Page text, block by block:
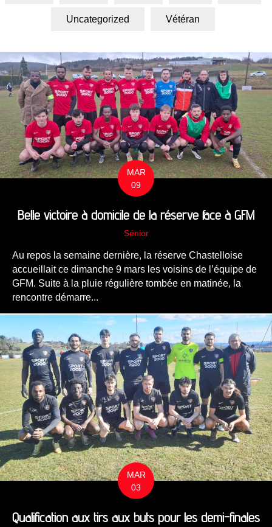
Uncategorized Vétéran
MAR
09
Belle victoire à domicile de la réserve face à GFM
Sénior
Au repos la semaine dernière, la réserve Chastelloise
accueillait ce dimanche 9 mars les voisins de l’équipe de
GFM. Suite à la pluie régulière tombée en matinée, la
rencontre démarre...
MAR
03
Qualification aux tirs aux buts pour les demi-finales